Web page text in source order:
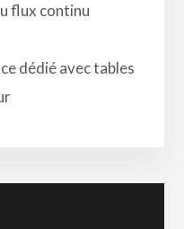
flux continu
dédié avec tables